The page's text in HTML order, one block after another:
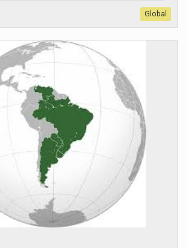
Global